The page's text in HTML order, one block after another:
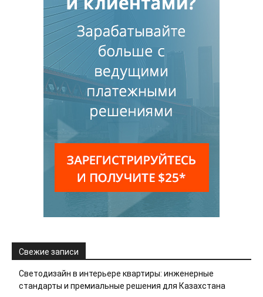
Свежие записи
Светодизайн в интерьере квартиры: инженерные
стандарты и премиальные решения для Казахстана